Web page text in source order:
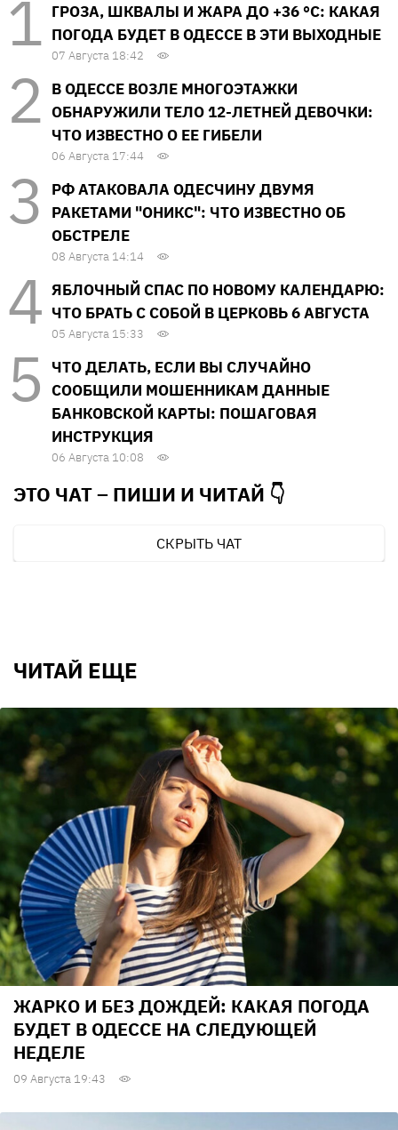
ГРОЗА, ШКВАЛЫ И ЖАРА ДО +36 °С: КАКАЯ
ПОГОДА БУДЕТ В ОДЕССЕ В ЭТИ ВЫХОДНЫЕ
07 Августа 18:42
В ОДЕССЕ ВОЗЛЕ МНОГОЭТАЖКИ
ОБНАРУЖИЛИ ТЕЛО 12-ЛЕТНЕЙ ДЕВОЧКИ:
ЧТО ИЗВЕСТНО О ЕЕ ГИБЕЛИ
06 Августа 17:44
РФ АТАКОВАЛА ОДЕСЧИНУ ДВУМЯ
РАКЕТАМИ "ОНИКС": ЧТО ИЗВЕСТНО ОБ
ОБСТРЕЛЕ
08 Августа 14:14
ЯБЛОЧНЫЙ СПАС ПО НОВОМУ КАЛЕНДАРЮ:
ЧТО БРАТЬ С СОБОЙ В ЦЕРКОВЬ 6 АВГУСТА
05 Августа 15:33
ЧТО ДЕЛАТЬ, ЕСЛИ ВЫ СЛУЧАЙНО
СООБЩИЛИ МОШЕННИКАМ ДАННЫЕ
БАНКОВСКОЙ КАРТЫ: ПОШАГОВАЯ
ИНСТРУКЦИЯ
06 Августа 10:08
ЭТО ЧАТ – ПИШИ И ЧИТАЙ 👇
СКРЫТЬ ЧАТ
ЧИТАЙ ЕЩЕ
ЖАРКО И БЕЗ ДОЖДЕЙ: КАКАЯ ПОГОДА
БУДЕТ В ОДЕССЕ НА СЛЕДУЮЩЕЙ
НЕДЕЛЕ
09 Августа 19:43